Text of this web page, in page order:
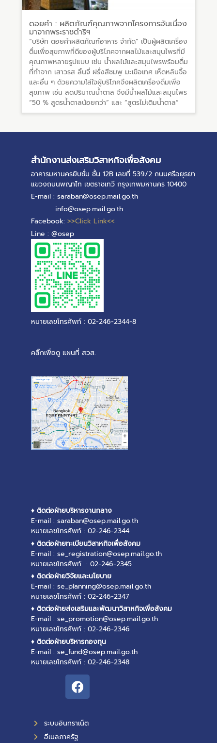
ดอยคำ : ผลิตภัณฑ์คุณภาพจากโครงการอันเนื่อง
มาจากพระราชดำริฯ
“บริษัท ดอยคำผลิตภัณฑ์อาหาร จำกัด” เป็นผู้ผลิตเครื่อง
ดื่มเพื่อสุขภาพที่ดีของผู้บริโภคจากผลไม้และสมุนไพรที่มี
คุณภาพหลายรูปแบบ เช่น น้ำผลไม้และสมุนไพรพร้อมดื่ม
ที่ทำจาก เสาวรส ลิ้นจี่ ฝรั่งสีชมพู มะเขือเทศ เห็ดหลินจื้อ
และอื่น ๆ ด้วยความใส่ใจผู้บริโภคจึงผลิตเครื่องดื่มเพื่อ
สุขภาพ เช่น ลดปริมาณน้ำตาล จึงมีน้ำผลไม้และสมุนไพร
“50 % สูตรน้ำตาลน้อยกว่า” และ “สูตรไม่เติมน้ำตาล”
สำนักงานส่งเสริมวิสาหกิจเพื่อสังคม
อาคารมหานครยิบซั่ม ชั้น 12B เลขที่ 539/2 ถนนศรีอยุธยา
แขวงถนนพญาไท เขตราชเทวี กรุงเทพมหานคร 10400
E-mail : saraban@osep.mail.go.th
info@osep.mail.go.th
Facebook: >>Click Link<<
Line : @osep
หมายเลขโทรศัพท์ : 02-246-2344-8
คลิ๊กเพื่อดู แผนที่ สวส.
♦ ติดต่อฝ่ายบริหารงานกลาง
E-mail : saraban@osep.mail.go.th
หมายเลขโทรศัพท์ : 02-246-2344
♦ ติดต่อฝ่ายทะเบียนวิสาหกิจเพื่อสังคม
E-mail : se_registration@osep.mail.go.th
หมายเลขโทรศัพท์ : 02-246-2345
♦ ติดต่อฝ่ายวิจัยและนโยบาย
E-mail : se_planning@osep.mail.go.th
หมายเลขโทรศัพท์ : 02-246-2347
♦ ติดต่อฝ่ายส่งเสริมและพัฒนาวิสาหกิจเพื่อสังคม
E-mail : se_promotion@osep.mail.go.th
หมายเลขโทรศัพท์ : 02-246-2346
♦ ติดต่อฝ่ายบริหารกองทุน
E-mail : se_fund@osep.mail.go.th
หมายเลขโทรศัพท์ : 02-246-2348
ระบบอินทราเน็ต
อีเมลภาครัฐ